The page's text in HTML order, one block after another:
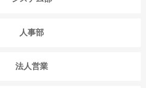
人事部
法人営業